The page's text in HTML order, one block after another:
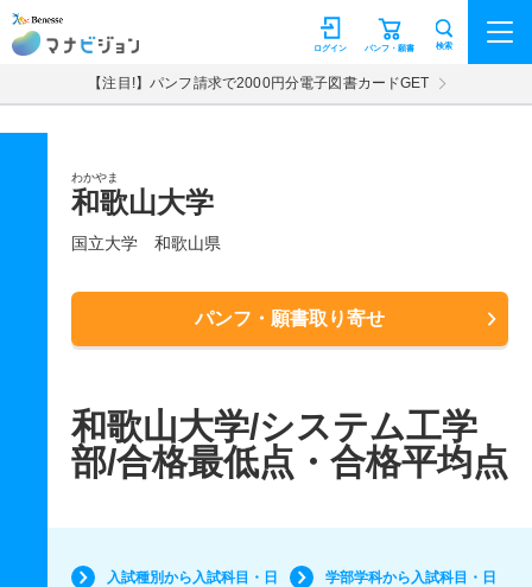
マナビジョン パンフ・願書
ログイン 検索
【注目!】パンフ請求で2000円分電子図書カードGET
わかやま
和歌山大学
国立大学 和歌山県
パンフ・願書取り寄せ
和歌山大学/システム工学
部/合格最低点・合格平均点
入試種別から入試科目・日
学部学科から入試科目・日